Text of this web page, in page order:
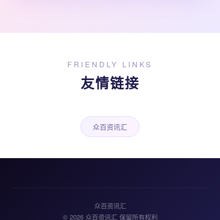
FRIENDLY LINKS
友情链接
众百资讯汇
众百资讯汇
© 2026 众百资讯汇 保留所有权利